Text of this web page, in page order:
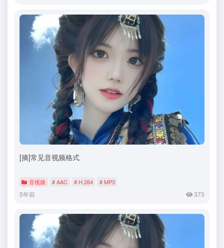
[摘]常见音视频格式
音视频 # AAC # H.264 # MP3
5年前 373